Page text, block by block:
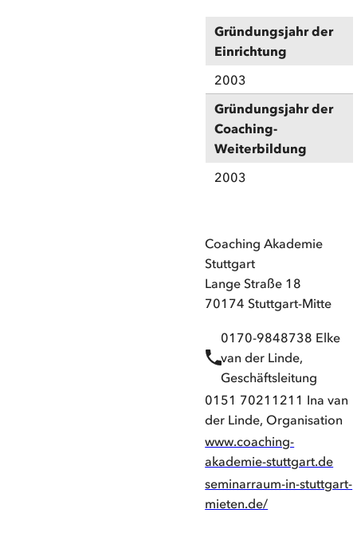
Gründungsjahr der
Einrichtung
2003
Gründungsjahr der
Coaching-
Weiterbildung
2003
Coaching Akademie
Stuttgart
Lange Straße 18
70174 Stuttgart-Mitte
0170-9848738 Elke
van der Linde,
Geschäftsleitung
0151 70211211 Ina van
der Linde, Organisation
www.coaching-
akademie-stuttgart.de
seminarraum-in-stuttgart-
mieten.de/